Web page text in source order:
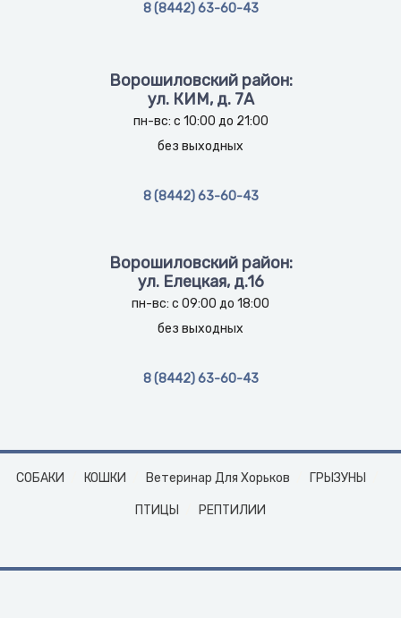
8 (8442) 63-60-43
Ворошиловский район:
ул. КИМ, д. 7А
пн-вс: с 10:00 до 21:00
без выходных
8 (8442) 63-60-43
Ворошиловский район:
ул. Елецкая, д.16
пн-вс: с 09:00 до 18:00
без выходных
8 (8442) 63-60-43
СОБАКИ КОШКИ Ветеринар Для Хорьков ГРЫЗУНЫ
ПТИЦЫ РЕПТИЛИИ